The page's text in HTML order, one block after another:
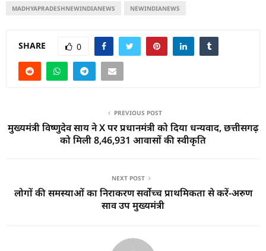
MADHYAPRADESHNEWINDIANEWS NEWINDIANEWS
SHARE 0
PREVIOUS POST
मुख्यमंत्री विष्णुदेव साय ने X पर प्रधानमंत्री को दिया धन्यवाद, छत्तीसगढ़
को मिली 8,46,931 आवासों की स्वीकृति
NEXT POST
लोगों की समस्याओं का निराकरण सर्वोच्च प्राथमिकता से करें-अरुण
साव उप मुख्यमंत्री